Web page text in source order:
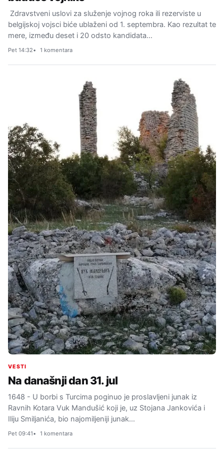
Zdravstveni uslovi za služenje vojnog roka ili rezerviste u
belgijskoj vojsci biće ublaženi od 1. septembra. Kao rezultat te
mere, između deset i 20 odsto kandidata…
Pet 14:32 1 komentara
VESTI
Na današnji dan 31. jul
1648 - U borbi s Turcima poginuo je proslavljeni junak iz
Ravnih Kotara Vuk Mandušić koji je, uz Stojana Jankovića i
Iliju Smiljanića, bio najomiljeniji junak…
Pet 09:41 1 komentara